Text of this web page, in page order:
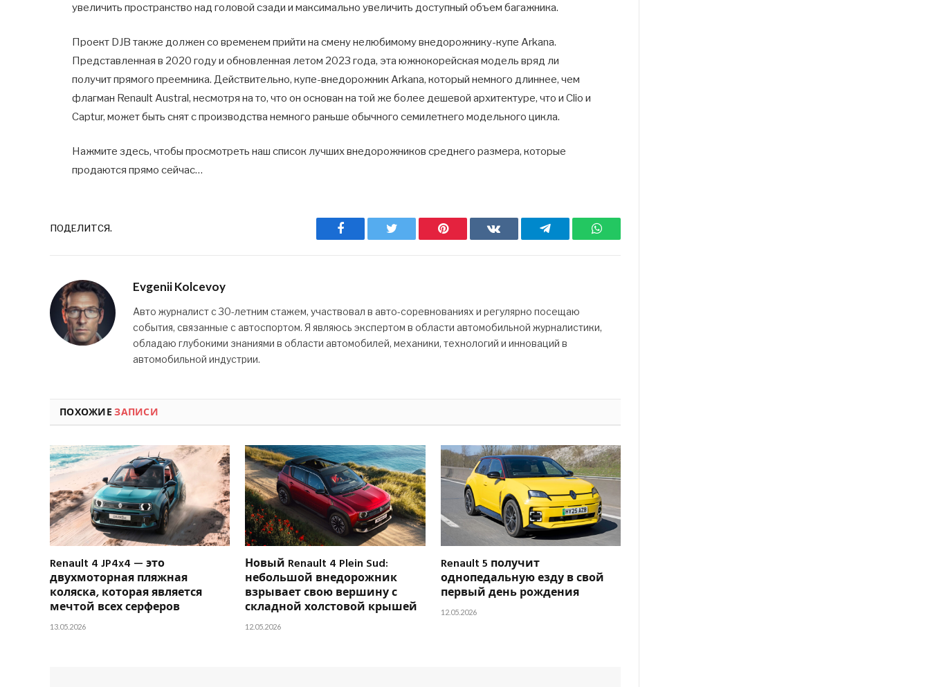
увеличить пространство над головой сзади и максимально увеличить доступный объем багажника.
Проект DJB также должен со временем прийти на смену нелюбимому внедорожнику-купе Arkana.
Представленная в 2020 году и обновленная летом 2023 года, эта южнокорейская модель вряд ли
получит прямого преемника. Действительно, купе-внедорожник Arkana, который немного длиннее, чем
флагман Renault Austral, несмотря на то, что он основан на той же более дешевой архитектуре, что и Clio и
Captur, может быть снят с производства немного раньше обычного семилетнего модельного цикла.
Нажмите здесь, чтобы просмотреть наш список лучших внедорожников среднего размера, которые
продаются прямо сейчас…
ПОДЕЛИТСЯ. Facebook Twitter Pinterest ВКонтактеTelegram WhatsApp
Evgenii Kolcevoy
Авто журналист с 30-летним стажем, участвовал в авто-соревнованиях и регулярно посещаю
события, связанные с автоспортом. Я являюсь экспертом в области автомобильной журналистики,
обладаю глубокими знаниями в области автомобилей, механики, технологий и инноваций в
автомобильной индустрии.
ПОХОЖИЕЗАПИСИ
Renault 4 JP4x4 — это
двухмоторная пляжная
коляска, которая является
мечтой всех серферов
13.05.2026
Новый Renault 4 Plein Sud:
небольшой внедорожник
взрывает свою вершину с
складной холстовой крышей
12.05.2026
Renault 5 получит
однопедальную езду в свой
первый день рождения
12.05.2026